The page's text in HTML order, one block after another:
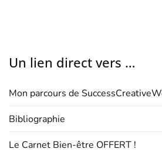
Un lien direct vers …
Mon parcours de
Bibliographie
Le Carnet Bien-être OFFERT !